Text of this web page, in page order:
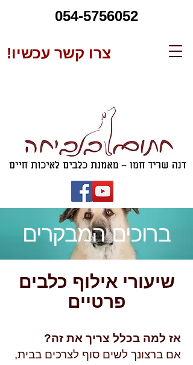
צרו קשר עכשיו!
054-5756052
ברוכים המבקרים
שיעורי אילוף כלבים
פרטיים
אז למה בכלל צריך את זה?
אם ברצונך לשים סוף לצרכים בבית,